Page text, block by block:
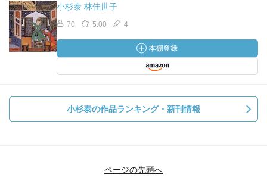
小杉泰 林佳世子
70 5.00 4
小杉泰の作品ランキング・新刊情報
ページの先頭へ